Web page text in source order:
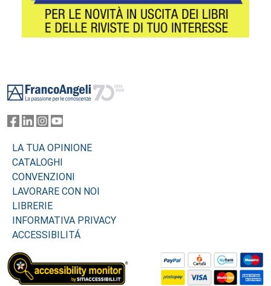
LA TUA OPINIONE
CATALOGHI
CONVENZIONI
LAVORARE CON NOI
LIBRERIE
INFORMATIVA PRIVACY
ACCESSIBILITÁ